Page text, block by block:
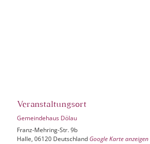
Veranstaltungsort
Gemeindehaus Dölau
Franz-Mehring-Str. 9b
Halle, 06120 Deutschland Google Karte anzeigen